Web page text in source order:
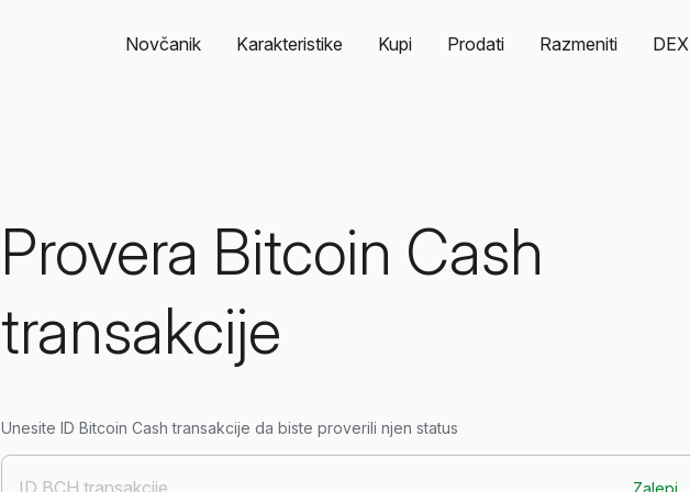
Novčanik Karakteristike Kupi Prodati Razmeniti DEX
Provera Bitcoin Cash
transakcije
Unesite ID Bitcoin Cash transakcije da biste proverili njen status
Zalepi